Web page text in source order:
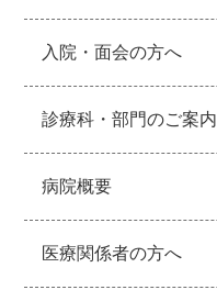
入院・面会の方へ
診療科・部門のご案内
病院概要
医療関係者の方へ